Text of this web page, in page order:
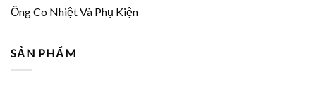
Ống Co Nhiệt Và Phụ Kiện
SẢN PHẨM